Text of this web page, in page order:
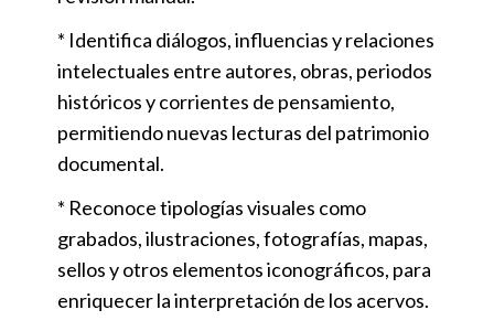
* Identifica diálogos, influencias y relaciones
intelectuales entre autores, obras, periodos
históricos y corrientes de pensamiento,
permitiendo nuevas lecturas del patrimonio
documental.
* Reconoce tipologías visuales como
grabados, ilustraciones, fotografías, mapas,
sellos y otros elementos iconográficos, para
enriquecer la interpretación de los acervos.